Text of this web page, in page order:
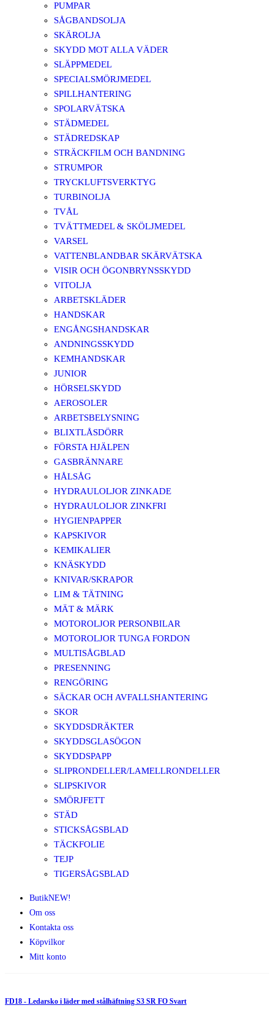
PUMPAR
SÅGBANDSOLJA
SKÄROLJA
SKYDD MOT ALLA VÄDER
SLÄPPMEDEL
SPECIALSMÖRJMEDEL
SPILLHANTERING
SPOLARVÄTSKA
STÄDMEDEL
STÄDREDSKAP
STRÄCKFILM OCH BANDNING
STRUMPOR
TRYCKLUFTSVERKTYG
TURBINOLJA
TVÅL
TVÄTTMEDEL & SKÖLJMEDEL
VARSEL
VATTENBLANDBAR SKÄRVÄTSKA
VISIR OCH ÖGONBRYNSSKYDD
VITOLJA
ARBETSKLÄDER
HANDSKAR
ENGÅNGSHANDSKAR
ANDNINGSSKYDD
KEMHANDSKAR
JUNIOR
HÖRSELSKYDD
AEROSOLER
ARBETSBELYSNING
BLIXTLÅSDÖRR
FÖRSTA HJÄLPEN
GASBRÄNNARE
HÅLSÅG
HYDRAULOLJOR ZINKADE
HYDRAULOLJOR ZINKFRI
HYGIENPAPPER
KAPSKIVOR
KEMIKALIER
KNÄSKYDD
KNIVAR/SKRAPOR
LIM & TÄTNING
MÄT & MÄRK
MOTOROLJOR PERSONBILAR
MOTOROLJOR TUNGA FORDON
MULTISÅGBLAD
PRESENNING
RENGÖRING
SÄCKAR OCH AVFALLSHANTERING
SKOR
SKYDDSDRÄKTER
SKYDDSGLASÖGON
SKYDDSPAPP
SLIPRONDELLER/LAMELLRONDELLER
SLIPSKIVOR
SMÖRJFETT
STÄD
STICKSÅGSBLAD
TÄCKFOLIE
TEJP
TIGERSÅGSBLAD
ButikNEW!
Om oss
Kontakta oss
Köpvilkor
Mitt konto
FD18 - Ledarsko i läder med stålhäftning S3 SR FO Svart